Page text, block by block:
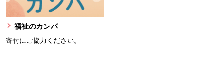
福祉のカンパ
寄付にご協力ください。